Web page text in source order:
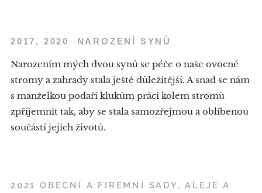
2017, 2020 NAROZENÍ SYNŮ
Narozením mých dvou synů se péče o naše ovocné
stromy a zahrady stala ještě důležitější. A snad se nám
s manželkou podaří klukům práci kolem stromů
zpříjemnit tak, aby se stala samozřejmou a oblíbenou
součástí jejich životů.
2021 OBECNÍ A FIREMNÍ SADY, ALEJE A